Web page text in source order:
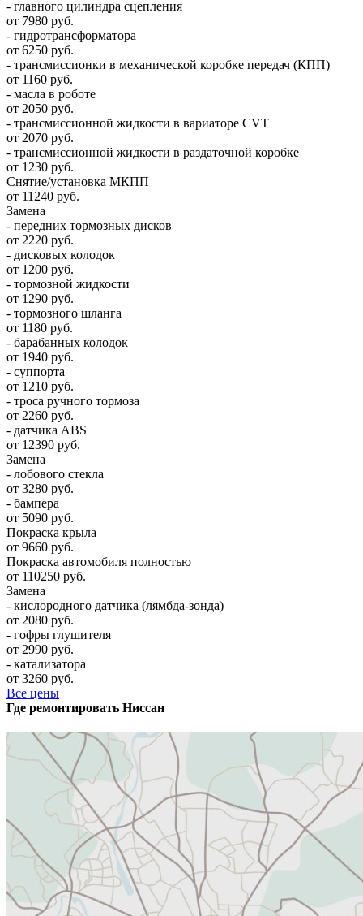
- главного цилиндра сцепления
от 7980 руб.
- гидротрансформатора
от 6250 руб.
- трансмиссионки в механической коробке передач (КПП)
от 1160 руб.
- масла в роботе
от 2050 руб.
- трансмиссионной жидкости в вариаторе CVT
от 2070 руб.
- трансмиссионной жидкости в раздаточной коробке
от 1230 руб.
Снятие/установка МКПП
от 11240 руб.
Замена
- передних тормозных дисков
от 2220 руб.
- дисковых колодок
от 1200 руб.
- тормозной жидкости
от 1290 руб.
- тормозного шланга
от 1180 руб.
- барабанных колодок
от 1940 руб.
- суппорта
от 1210 руб.
- троса ручного тормоза
от 2260 руб.
- датчика ABS
от 12390 руб.
Замена
- лобового стекла
от 3280 руб.
- бампера
от 5090 руб.
Покраска крыла
от 9660 руб.
Покраска автомобиля полностью
от 110250 руб.
Замена
- кислородного датчика (лямбда-зонда)
от 2080 руб.
- гофры глушителя
от 2990 руб.
- катализатора
от 3260 руб.
Все цены
Где ремонтировать Ниссан